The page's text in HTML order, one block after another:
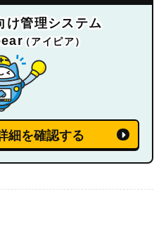
け管理システム
（アイピア）
細を確認する